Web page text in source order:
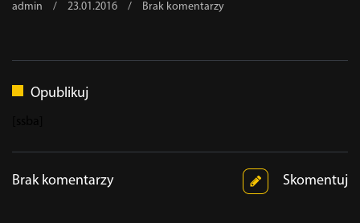
admin / 23.01.2016 / Brak komentarzy
Opublikuj
Brak komentarzy Skomentuj